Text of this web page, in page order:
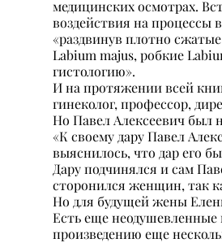
медицинских осмотрах.
воздействия на процессы
«раздвинув плотно
Labium majus, робкие
гистологию».
И на протяжении всей
гинеколог, профессор,
Но Павел Алексеевич был
«К своему дару Павел
выяснилось, что дар его
Дару подчинялся и сам
сторонился женщин, так
Но для будущей жены
Есть еще неодушевленные
произведению еще